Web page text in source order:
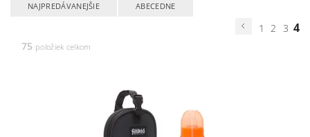
NAJPREDÁVANEJŠIE ABECEDNE
1 2 3 4
75 položiek celkom